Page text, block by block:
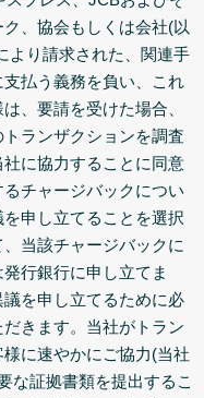
、協会もしくは会社(以
より請求された、関連手
払う義務を負い、これ
、要請を受けた場合、
ランザクションを調査
に協力することに同意
チャージバックについ
申し立てることを選択
当該チャージバックに
行銀行に申し立てま
を申し立てるために必
きます。当社がトラン
に速やかにご協力(当社
な証拠書類を提出するこ